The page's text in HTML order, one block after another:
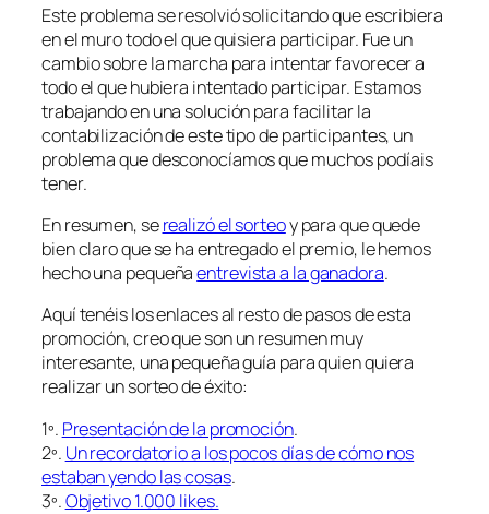
Este problema se resolvió solicitando que escribiera
en el muro todo el que quisiera participar. Fue un
cambio sobre la marcha para intentar favorecer a
todo el que hubiera intentado participar. Estamos
trabajando en una solución para facilitar la
contabilización de este tipo de participantes, un
problema que desconocíamos que muchos podíais
tener.
En resumen, serealizó el sorteoy para que quede
bien claro que se ha entregado el premio, le hemos
hecho una pequeñaentrevista a la ganadora.
Aquí tenéis los enlaces al resto de pasos de esta
promoción, creo que son un resumen muy
interesante, una pequeña guía para quien quiera
realizar un sorteo de éxito:
1º. Presentación de la promoción.
2º. Un recordatorio a los pocos días de cómo nos
estaban yendo las cosas.
3º.Objetivo 1.000 likes.